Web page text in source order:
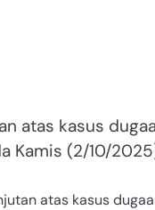
atas kasus
Kamis (2/10/
atas kasus